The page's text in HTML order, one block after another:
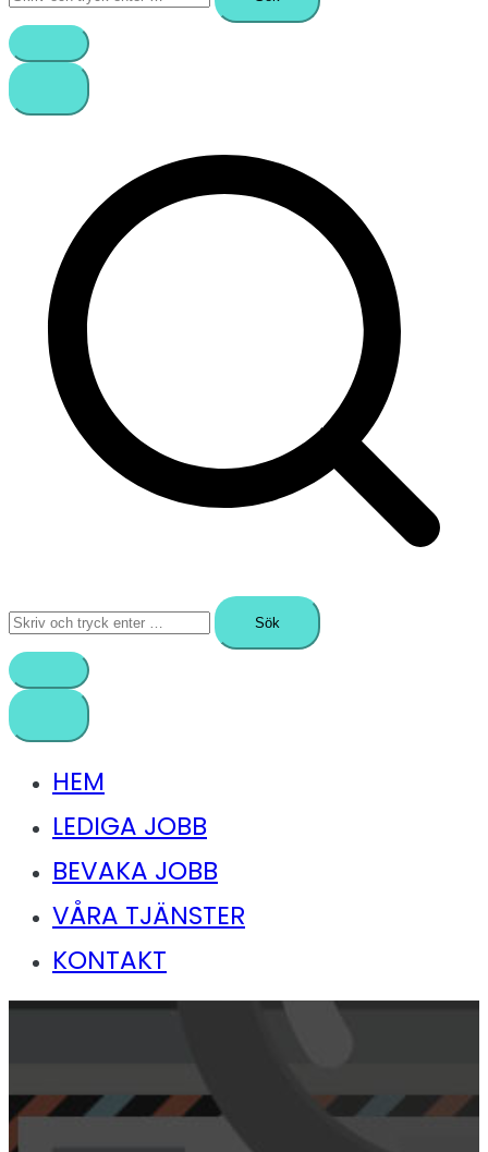
efter:
Sök
efter:
HEM
LEDIGA JOBB
BEVAKA JOBB
VÅRA TJÄNSTER
KONTAKT